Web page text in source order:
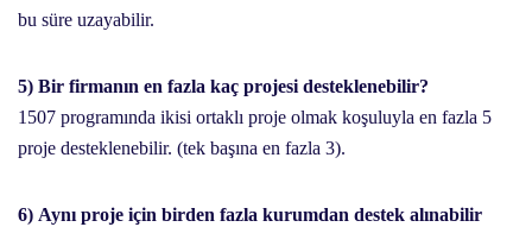
bu süre uzayabilir.
5) Bir firmanın en fazla kaç projesi desteklenebilir?
1507 programında ikisi ortaklı proje olmak koşuluyla en fazla 5
proje desteklenebilir. (tek başına en fazla 3).
6) Aynı proje için birden fazla kurumdan destek alınabilir